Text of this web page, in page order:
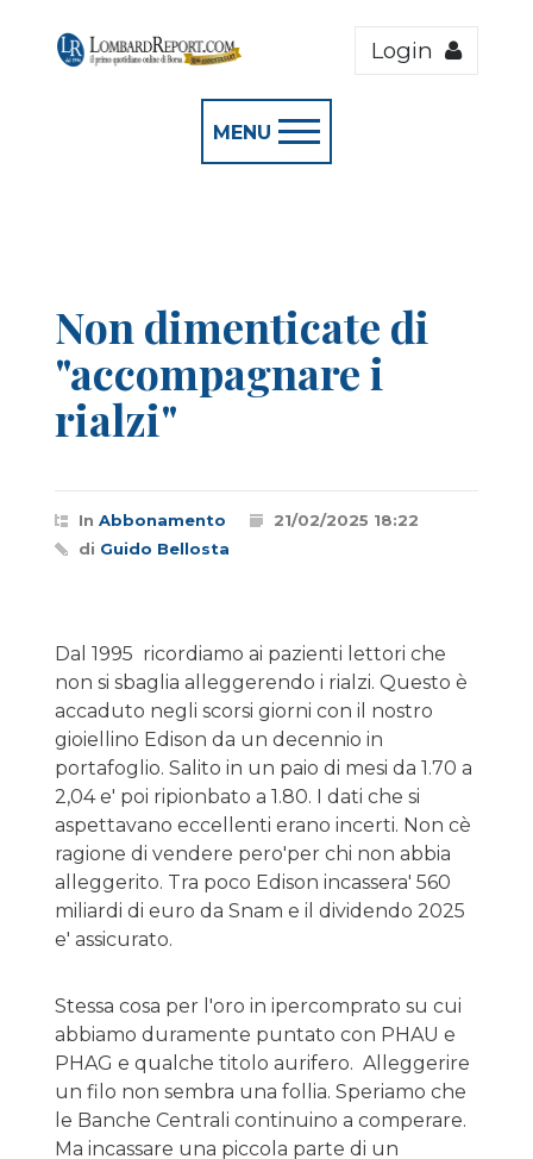
Login
MENU
Non dimenticate di
"accompagnare i
rialzi"
In Abbonamento
21/02/2025 18:22
di Guido Bellosta
Dal 1995 ricordiamo ai pazienti lettori che
non si sbaglia alleggerendo i rialzi. Questo è
accaduto negli scorsi giorni con il nostro
gioiellino Edison da un decennio in
portafoglio. Salito in un paio di mesi da 1.70 a
2,04 e' poi ripionbato a 1.80. I dati che si
aspettavano eccellenti erano incerti. Non cè
ragione di vendere pero'per chi non abbia
alleggerito. Tra poco Edison incassera' 560
miliardi di euro da Snam e il dividendo 2025
e' assicurato.
Stessa cosa per l'oro in ipercomprato su cui
abbiamo duramente puntato con PHAU e
PHAG e qualche titolo aurifero. Alleggerire
un filo non sembra una follia. Speriamo che
le Banche Centrali continuino a comperare.
Ma incassare una piccola parte di un